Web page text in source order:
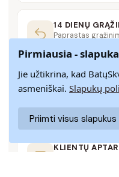
14 DIENŲ
Paprastas
SAUGUS
SSL šifravimas
saugumo lygį
KLIENTŲ
Pirmiausia -
Jie užtikrina, kad
asmeniškai. Slapukų
Priimti visus slapukus